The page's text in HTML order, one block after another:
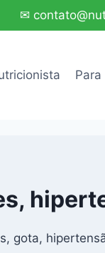
✉
Para
gota,